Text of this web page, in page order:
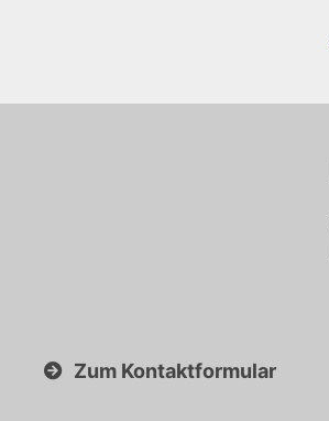
Zum Kontaktformular